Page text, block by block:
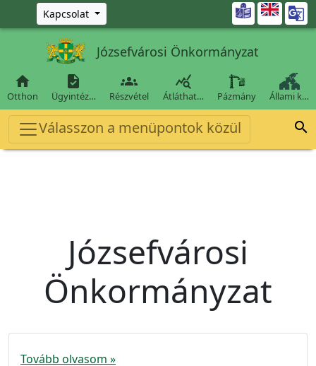
Ugrás a fő tartalomra
Kapcsolat 
Józsefvárosi Önkormányzat

Otthon

Ügyintéz…

Részvétel

Átláthat… Pázmány Állami k…
Válasszon a menüpontok közül 
Józsefvárosi
Önkormányzat
Tovább olvasom »